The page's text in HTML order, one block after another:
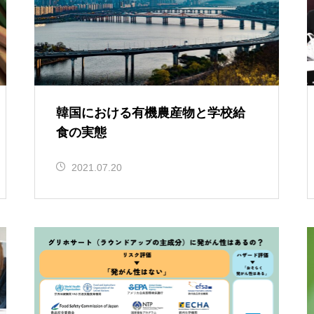
韓国における有機農産物と学校給
食の実態
2021.07.20